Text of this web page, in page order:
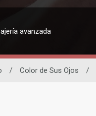
avanzada
/ Color de Sus Ojos /